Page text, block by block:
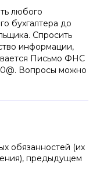
любого
бухгалтера до
Спросить
информации,
Письмо ФНС
Вопросы можно
обязанностей (их
предыдущем